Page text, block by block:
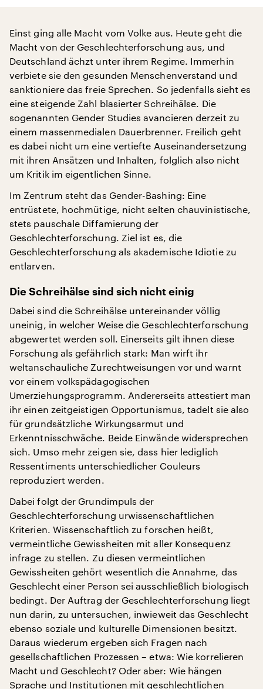
Einst ging alle Macht vom Volke aus. Heute geht die
Macht von der Geschlechterforschung aus, und
Deutschland ächzt unter ihrem Regime. Immerhin
verbiete sie den gesunden Menschenverstand und
sanktioniere das freie Sprechen. So jedenfalls sieht es
eine steigende Zahl blasierter Schreihälse. Die
sogenannten Gender Studies avancieren derzeit zu
einem massenmedialen Dauerbrenner. Freilich geht
es dabei nicht um eine vertiefte Auseinandersetzung
mit ihren Ansätzen und Inhalten, folglich also nicht
um Kritik im eigentlichen Sinne.
Im Zentrum steht das Gender-Bashing: Eine
entrüstete, hochmütige, nicht selten chauvinistische,
stets pauschale Diffamierung der
Geschlechterforschung. Ziel ist es, die
Geschlechterforschung als akademische Idiotie zu
entlarven.
Die Schreihälse sind sich nicht einig
Dabei sind die Schreihälse untereinander völlig
uneinig, in welcher Weise die Geschlechterforschung
abgewertet werden soll. Einerseits gilt ihnen diese
Forschung als gefährlich stark: Man wirft ihr
weltanschauliche Zurechtweisungen vor und warnt
vor einem volkspädagogischen
Umerziehungsprogramm. Andererseits attestiert man
ihr einen zeitgeistigen Opportunismus, tadelt sie also
für grundsätzliche Wirkungsarmut und
Erkenntnisschwäche. Beide Einwände widersprechen
sich. Umso mehr zeigen sie, dass hier lediglich
Ressentiments unterschiedlicher Couleurs
reproduziert werden.
Dabei folgt der Grundimpuls der
Geschlechterforschung urwissenschaftlichen
Kriterien. Wissenschaftlich zu forschen heißt,
vermeintliche Gewissheiten mit aller Konsequenz
infrage zu stellen. Zu diesen vermeintlichen
Gewissheiten gehört wesentlich die Annahme, das
Geschlecht einer Person sei ausschließlich biologisch
bedingt. Der Auftrag der Geschlechterforschung liegt
nun darin, zu untersuchen, inwieweit das Geschlecht
ebenso soziale und kulturelle Dimensionen besitzt.
Daraus wiederum ergeben sich Fragen nach
gesellschaftlichen Prozessen – etwa: Wie korrelieren
Macht und Geschlecht? Oder aber: Wie hängen
Sprache und Institutionen mit geschlechtlichen